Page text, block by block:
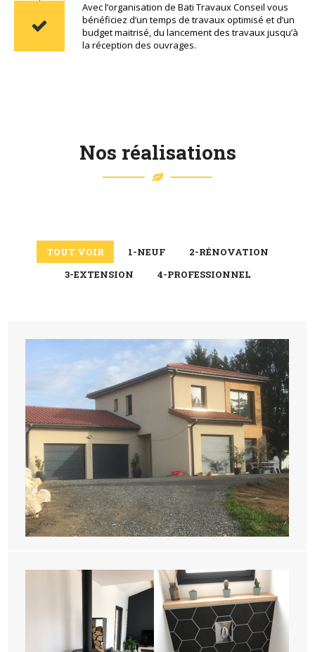
Avec l’organisation de Bati Travaux Conseil vous
bénéficiez d’un temps de travaux optimisé et d’un
budget maitrisé, du lancement des travaux jusqu’à
la réception des ouvrages.
Nos réalisations
TOUT VOIR 1-NEUF
2-RÉNOVATION
3-EXTENSION
4-PROFESSIONNEL